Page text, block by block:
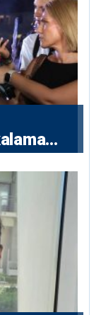
emri